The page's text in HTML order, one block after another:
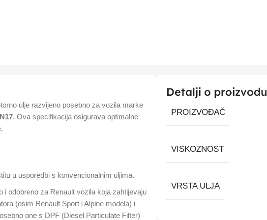
ulje razvijeno posebno za vozila marke
. Ova specifikacija osigurava optimalne
u usporedbi s konvencionalnim uljima.
i odobreno za Renault vozila koja zahtijevaju
(osim Renault Sport i Alpine modela) i
one s DPF (Diesel Particulate Filter)
Detalji o proizvodu
PROIZVOĐAČ
VISKOZNOST
VRSTA ULJA